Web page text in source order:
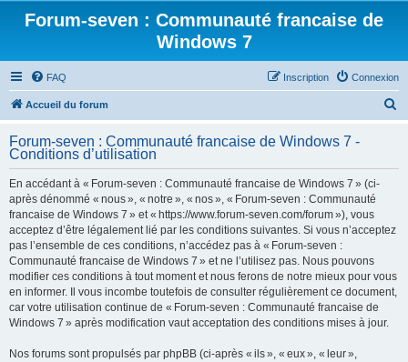
Forum-seven : Communauté francaise de
Windows 7
FAQ Connexion
Inscription
Accueil du forum
h
Forum-seven : Communauté francaise de Windows 7 -
Conditions d’utilisation
En accédant à « Forum-seven : Communauté francaise de Windows 7 » (ci-
après dénommé « nous », « notre », « nos », « Forum-seven : Communauté
francaise de Windows 7 » et « https://www.forum-seven.com/forum »), vous
acceptez d’être légalement lié par les conditions suivantes. Si vous n’acceptez
pas l’ensemble de ces conditions, n’accédez pas à « Forum-seven :
Communauté francaise de Windows 7 » et ne l’utilisez pas. Nous pouvons
modifier ces conditions à tout moment et nous ferons de notre mieux pour vous
en informer. Il vous incombe toutefois de consulter régulièrement ce document,
car votre utilisation continue de « Forum-seven : Communauté francaise de
Windows 7 » après modification vaut acceptation des conditions mises à jour.
Nos forums sont propulsés par phpBB (ci-après « ils », « eux », « leur »,